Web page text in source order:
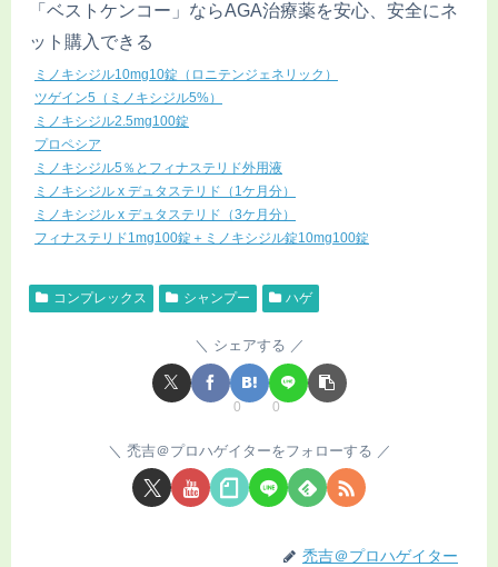
「ベストケンコー」ならAGA治療薬を安心、安全にネ
ット購入できる
ミノキシジル10mg10錠（ロニテンジェネリック）
ツゲイン5（ミノキシジル5%）
ミノキシジル2.5mg100錠
プロペシア
ミノキシジル5％とフィナステリド外用液
ミノキシジル x デュタステリド（1ケ月分）
ミノキシジル x デュタステリド（3ケ月分）
フィナステリド1mg100錠＋ミノキシジル錠10mg100錠
コンプレックス シャンプー ハゲ
シェアする
0 0
禿吉＠プロハゲイターをフォローする
禿吉＠プロハゲイター